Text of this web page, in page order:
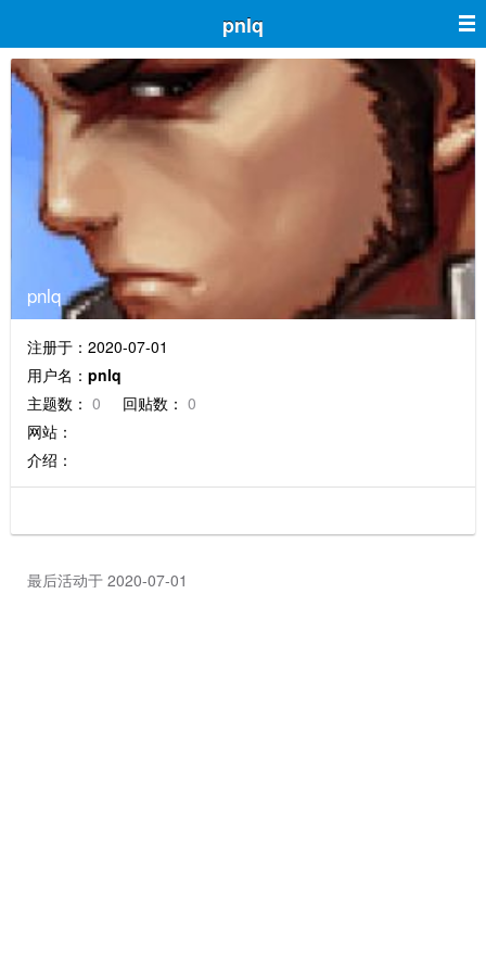
pnlq
pnlq
注册于：2020-07-01
用户名： pnlq
主题数： 0 回贴数： 0
网站：
介绍：
最后活动于 2020-07-01